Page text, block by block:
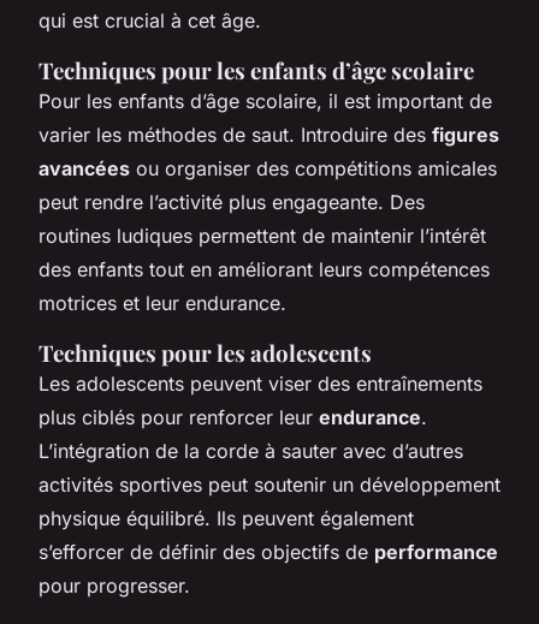
qui est crucial à cet âge.
Techniques pour les enfants d’âge scolaire
Pour les enfants d’âge scolaire, il est important de
varier les méthodes de saut. Introduire des figures
avancées ou organiser des compétitions amicales
peut rendre l’activité plus engageante. Des
routines ludiques permettent de maintenir l’intérêt
des enfants tout en améliorant leurs compétences
motrices et leur endurance.
Techniques pour les adolescents
Les adolescents peuvent viser des entraînements
plus ciblés pour renforcer leur endurance.
L’intégration de la corde à sauter avec d’autres
activités sportives peut soutenir un développement
physique équilibré. Ils peuvent également
s’efforcer de définir des objectifs de performance
pour progresser.